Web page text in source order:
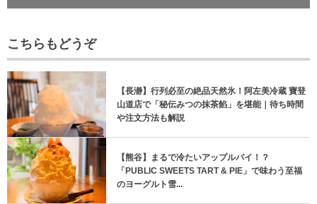
こちらもどうぞ
【長瀞】行列必至の絶品天然氷！阿左美冷蔵 寶登
山道店で「秘伝みつの抹茶餡」を堪能｜待ち時間
や注文方法も解説
【熊谷】まるで冷たいアップルパイ！？
「PUBLIC SWEETS TART & PIE」で味わう至福
のヨーグルト雪...